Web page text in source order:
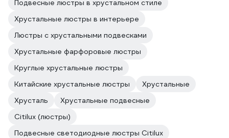
Подвесные люстры в хрустальном стиле
Хрустальные люстры в интерьере
Люстры с хрустальными подвесками
Хрустальные фарфоровые люстры
Круглые хрустальные люстры
Китайские хрустальные люстры
Хрустальные
Хрусталь
Хрустальные подвесные
Citilux (люстры)
Подвесные светодиодные люстры Citilux